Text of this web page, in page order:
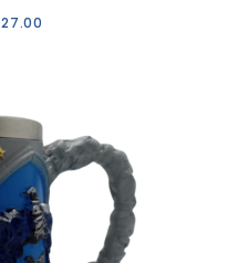
27.00